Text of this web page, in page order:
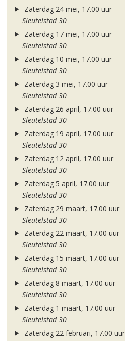
Zaterdag 24 mei, 17.00 uur
Sleutelstad 30
Zaterdag 17 mei, 17.00 uur
Sleutelstad 30
Zaterdag 10 mei, 17.00 uur
Sleutelstad 30
Zaterdag 3 mei, 17.00 uur
Sleutelstad 30
Zaterdag 26 april, 17.00 uur
Sleutelstad 30
Zaterdag 19 april, 17.00 uur
Sleutelstad 30
Zaterdag 12 april, 17.00 uur
Sleutelstad 30
Zaterdag 5 april, 17.00 uur
Sleutelstad 30
Zaterdag 29 maart, 17.00 uur
Sleutelstad 30
Zaterdag 22 maart, 17.00 uur
Sleutelstad 30
Zaterdag 15 maart, 17.00 uur
Sleutelstad 30
Zaterdag 8 maart, 17.00 uur
Sleutelstad 30
Zaterdag 1 maart, 17.00 uur
Sleutelstad 30
Zaterdag 22 februari, 17.00 uur